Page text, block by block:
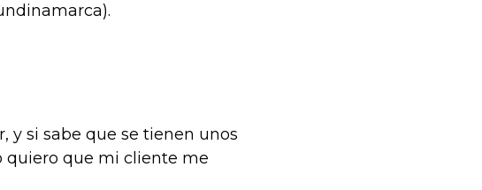
y si sabe que se tienen unos
quiero que mi cliente me